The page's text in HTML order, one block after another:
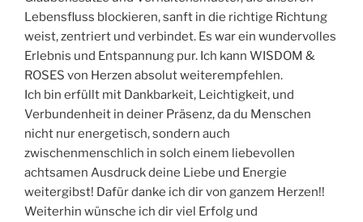
Lebensfluss blockieren, sanft in die richtige Richtung
weist, zentriert und verbindet. Es war ein wundervolles
Erlebnis und Entspannung pur. Ich kann WISDOM &
ROSES von Herzen absolut weiterempfehlen.
Ich bin erfüllt mit Dankbarkeit, Leichtigkeit, und
Verbundenheit in deiner Präsenz, da du Menschen
nicht nur energetisch, sondern auch
zwischenmenschlich in solch einem liebevollen
achtsamen Ausdruck deine Liebe und Energie
weitergibst! Dafür danke ich dir von ganzem Herzen!!
Weiterhin wünsche ich dir viel Erfolg und